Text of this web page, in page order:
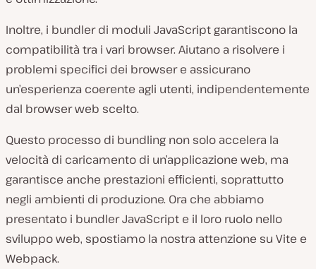
Inoltre, i bundler di moduli JavaScript garantiscono la
compatibilità tra i vari browser. Aiutano a risolvere i
problemi specifici dei browser e assicurano
un’esperienza coerente agli utenti, indipendentemente
dal browser web scelto.
Questo processo di bundling non solo accelera la
velocità di caricamento di un’applicazione web, ma
garantisce anche prestazioni efficienti, soprattutto
negli ambienti di produzione. Ora che abbiamo
presentato i bundler JavaScript e il loro ruolo nello
sviluppo web, spostiamo la nostra attenzione su Vite e
Webpack.